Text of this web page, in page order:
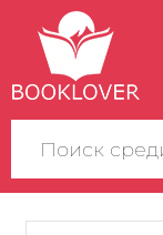
Поиск
по
сайту